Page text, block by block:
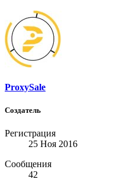
ProxySale
Создатель
Регистрация
25 Ноя 2016
Сообщения
42